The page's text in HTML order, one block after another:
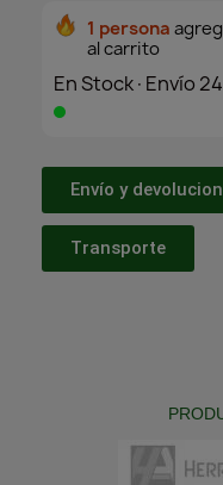
1 persona
al carrito
En Stock·Envío
Envío y
Transporte